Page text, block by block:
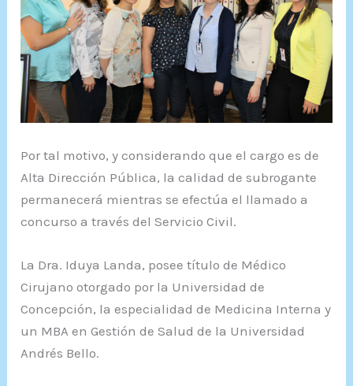
Por tal motivo, y considerando que el cargo es de
Alta Dirección Pública, la calidad de subrogante
permanecerá mientras se efectúa el llamado a
concurso a través del Servicio Civil.
La Dra. Iduya Landa, posee título de Médico
Cirujano otorgado por la Universidad de
Concepción, la especialidad de Medicina Interna y
un MBA en Gestión de Salud de la Universidad
Andrés Bello.